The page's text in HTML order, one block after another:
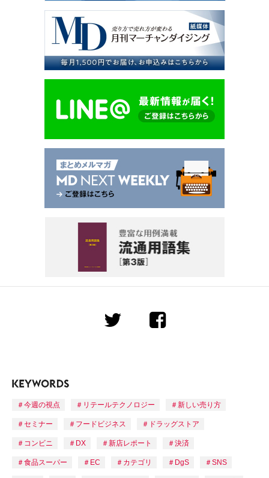
今週の視点 リテールテクノロジー 新しい売り方
セミナー フードビジネス ドラッグストア
コンビニ DX 新店レポート 決済
食品スーパー EC カテゴリ DgS SNS